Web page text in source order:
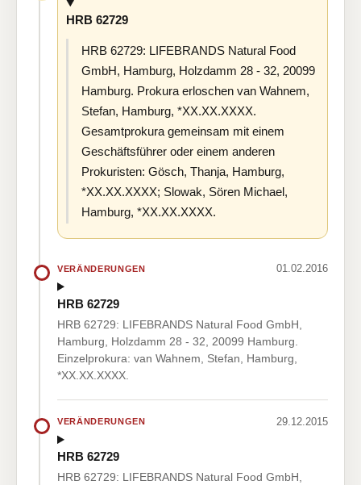
HRB 62729
HRB 62729: LIFEBRANDS Natural Food
GmbH, Hamburg, Holzdamm 28 - 32, 20099
Hamburg. Prokura erloschen van Wahnem,
Stefan, Hamburg, *XX.XX.XXXX.
Gesamtprokura gemeinsam mit einem
Geschäftsführer oder einem anderen
Prokuristen: Gösch, Thanja, Hamburg,
*XX.XX.XXXX; Slowak, Sören Michael,
Hamburg, *XX.XX.XXXX.
VERÄNDERUNGEN 01.02.2016
HRB 62729
HRB 62729: LIFEBRANDS Natural Food GmbH,
Hamburg, Holzdamm 28 - 32, 20099 Hamburg.
Einzelprokura: van Wahnem, Stefan, Hamburg,
*XX.XX.XXXX.
VERÄNDERUNGEN 29.12.2015
HRB 62729
HRB 62729: LIFEBRANDS Natural Food GmbH,